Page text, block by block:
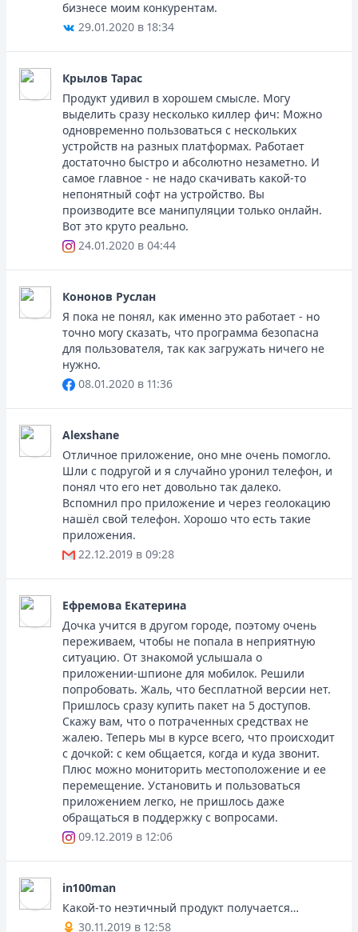
бизнесе моим конкурентам.
29.01.2020 в 18:34
Крылов Тарас
Продукт удивил в хорошем смысле. Могу
выделить сразу несколько киллер фич: Можно
одновременно пользоваться с нескольких
устройств на разных платформах. Работает
достаточно быстро и абсолютно незаметно. И
самое главное - не надо скачивать какой-то
непонятный софт на устройство. Вы
производите все манипуляции только онлайн.
Вот это круто реально.
24.01.2020 в 04:44
Кононов Руслан
Я пока не понял, как именно это работает - но
точно могу сказать, что программа безопасна
для пользователя, так как загружать ничего не
нужно.
08.01.2020 в 11:36
Alexshane
Отличное приложение, оно мне очень помогло.
Шли с подругой и я случайно уронил телефон, и
понял что его нет довольно так далеко.
Вспомнил про приложение и через геолокацию
нашёл свой телефон. Хорошо что есть такие
приложения.
22.12.2019 в 09:28
Ефремовa Екатерина
Дочка учится в другом городе, поэтому очень
переживаем, чтобы не попала в неприятную
ситуацию. От знакомой услышала о
приложении-шпионе для мобилок. Решили
попробовать. Жаль, что бесплатной версии нет.
Пришлось сразу купить пакет на 5 доступов.
Скажу вам, что о потраченных средствах не
жалею. Теперь мы в курсе всего, что происходит
с дочкой: с кем общается, когда и куда звонит.
Плюс можно мониторить местоположение и ее
перемещение. Установить и пользоваться
приложением легко, не пришлось даже
обращаться в поддержку с вопросами.
09.12.2019 в 12:06
in100man
Какой-то неэтичный продукт получается…
30.11.2019 в 12:58